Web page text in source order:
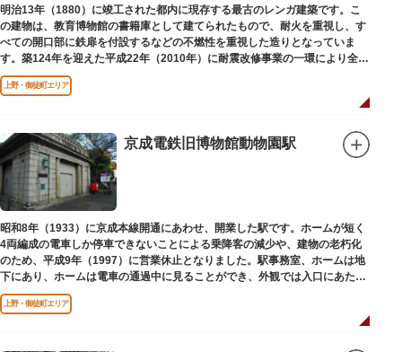
明治13年（1880）に竣工された都内に現存する最古のレンガ建築です。こ
の建物は、教育博物館の書籍庫として建てられたもので、耐火を重視し、す
べての開口部に鉄扉を付設するなどの不燃性を重視した造りとなっていま
す。築124年を迎えた平成22年（2010年）に耐震改修事業の一環により全面
改修が施されました。
上野・御徒町エリア
京成電鉄旧博物館動物園駅
昭和8年（1933）に京成本線開通にあわせ、開業した駅です。ホームが短く
4両編成の電車しか停車できないことによる乗降客の減少や、建物の老朽化
のため、平成9年（1997）に営業休止となりました。駅事務室、ホームは地
下にあり、ホームは電車の通過中に見ることができ、外観では入口にあたる
建物を見ることができます。
上野・御徒町エリア